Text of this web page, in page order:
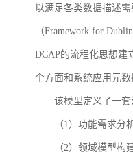
以满足各类数据描述
（Framework for
DCAP的流程化思想建
个方面和系统应用元
该模型定义了一
（1）功能需求
（2）领域模型